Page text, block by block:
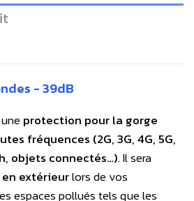
- 39dB
protection pour la gorge
fréquences (2G, 3G, 4G, 5G,
objets connectés…). Il sera
extérieurlors de vos
espaces pollués tels que les